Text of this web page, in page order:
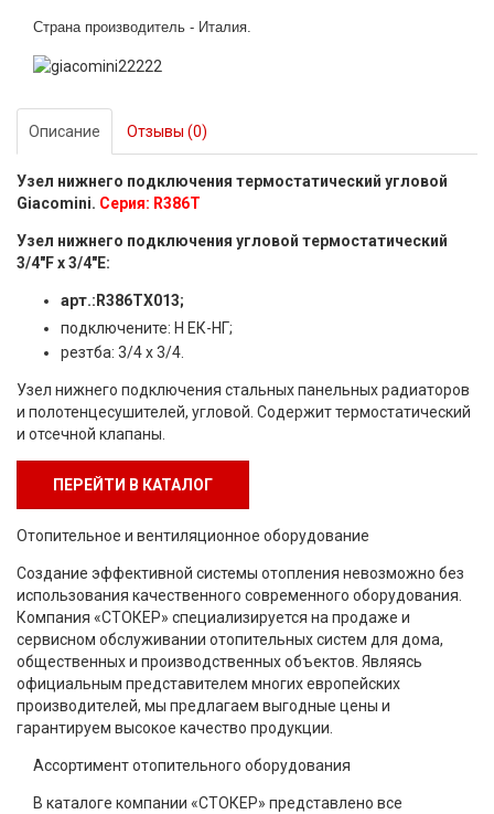
Страна производитель - Италия.
Описание Отзывы (0)
Узел нижнего подключения термостатический угловой
Giacomini. Серия: R386T
Узел нижнего подключения угловой термостатический
3/4"F x 3/4"Е:
арт.:R386TX013;
подключените: Н ЕК-НГ;
резтба: 3/4 х 3/4.
Узел нижнего подключения стальных панельных радиаторов
и полотенцесушителей, угловой. Содержит термостатический
и отсечной клапаны.
ПЕРЕЙТИ В КАТАЛОГ
Отопительное и вентиляционное оборудование
Создание эффективной системы отопления невозможно без
использования качественного современного оборудования.
Компания «СТОКЕР» специализируется на продаже и
сервисном обслуживании отопительных систем для дома,
общественных и производственных объектов. Являясь
официальным представителем многих европейских
производителей, мы предлагаем выгодные цены и
гарантируем высокое качество продукции.
Ассортимент отопительного оборудования
В каталоге компании «СТОКЕР» представлено все